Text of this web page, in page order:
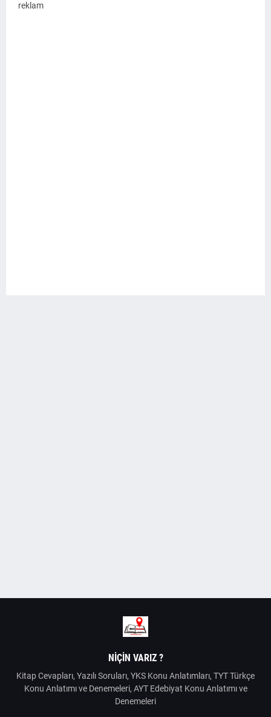
reklam
NIÇIN VARIZ ?
Kitap Cevapları, Yazılı Soruları, YKS Konu Anlatımları, TYT Türkçe
Konu Anlatımı ve Denemeleri, AYT Edebiyat Konu Anlatımı ve
Denemeleri